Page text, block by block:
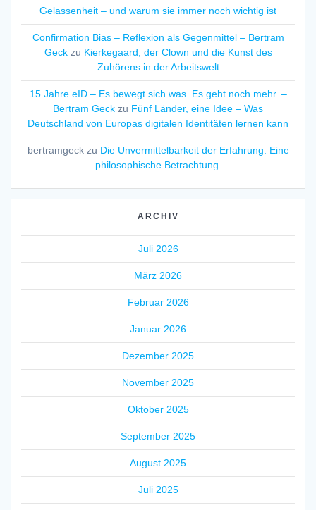
Gelassenheit – und warum sie immer noch wichtig ist
Confirmation Bias – Reflexion als Gegenmittel – Bertram
Geckzu Kierkegaard, der Clown und die Kunst des
Zuhörens in der Arbeitswelt
15 Jahre eID – Es bewegt sich was. Es geht noch mehr. –
Bertram Geck zu Fünf Länder, eine Idee – Was
Deutschland von Europas digitalen Identitäten lernen kann
bertramgeckzu Die Unvermittelbarkeit der Erfahrung: Eine
philosophische Betrachtung.
ARCHIV
Juli 2026
März 2026
Februar 2026
Januar 2026
Dezember 2025
November 2025
Oktober 2025
September 2025
August 2025
Juli 2025